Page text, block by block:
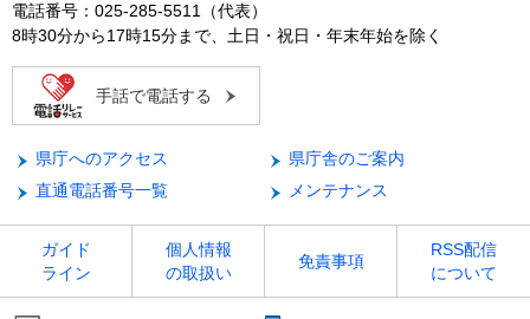
電話番号：025-285-5511（代表）
8時30分から17時15分まで、土日・祝日・年末年始を除く
手話で電話する
県庁へのアクセス
県庁舎のご案内
直通電話番号一覧
メンテナンス
ガイド
ライン
個人情報
の取扱い
免責事項
RSS配信
について